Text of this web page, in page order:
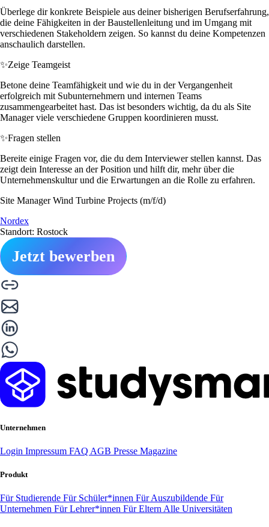
Überlege dir konkrete Beispiele aus deiner bisherigen Berufserfahrung,
die deine Fähigkeiten in der Baustellenleitung und im Umgang mit
verschiedenen Stakeholdern zeigen. So kannst du deine Kompetenzen
anschaulich darstellen.
✨Zeige Teamgeist
Betone deine Teamfähigkeit und wie du in der Vergangenheit
erfolgreich mit Subunternehmern und internen Teams
zusammengearbeitet hast. Das ist besonders wichtig, da du als Site
Manager viele verschiedene Gruppen koordinieren musst.
✨Fragen stellen
Bereite einige Fragen vor, die du dem Interviewer stellen kannst. Das
zeigt dein Interesse an der Position und hilft dir, mehr über die
Unternehmenskultur und die Erwartungen an die Rolle zu erfahren.
Site Manager Wind Turbine Projects (m/f/d)
Nordex
Standort: Rostock
Jetzt bewerben
Unternehmen
Login Impressum FAQ AGB Presse Magazine
Produkt
Für Studierende Für Schüler*innen Für Auszubildende Für
Unternehmen Für Lehrer*innen Für Eltern Alle Universitäten